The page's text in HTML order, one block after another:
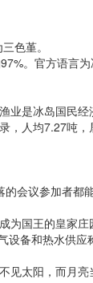
色堇。
。官方语言
是冰岛国民
人均7.27吨，
会议参加者都
国王的皇家
备和热水供
太阳，而月